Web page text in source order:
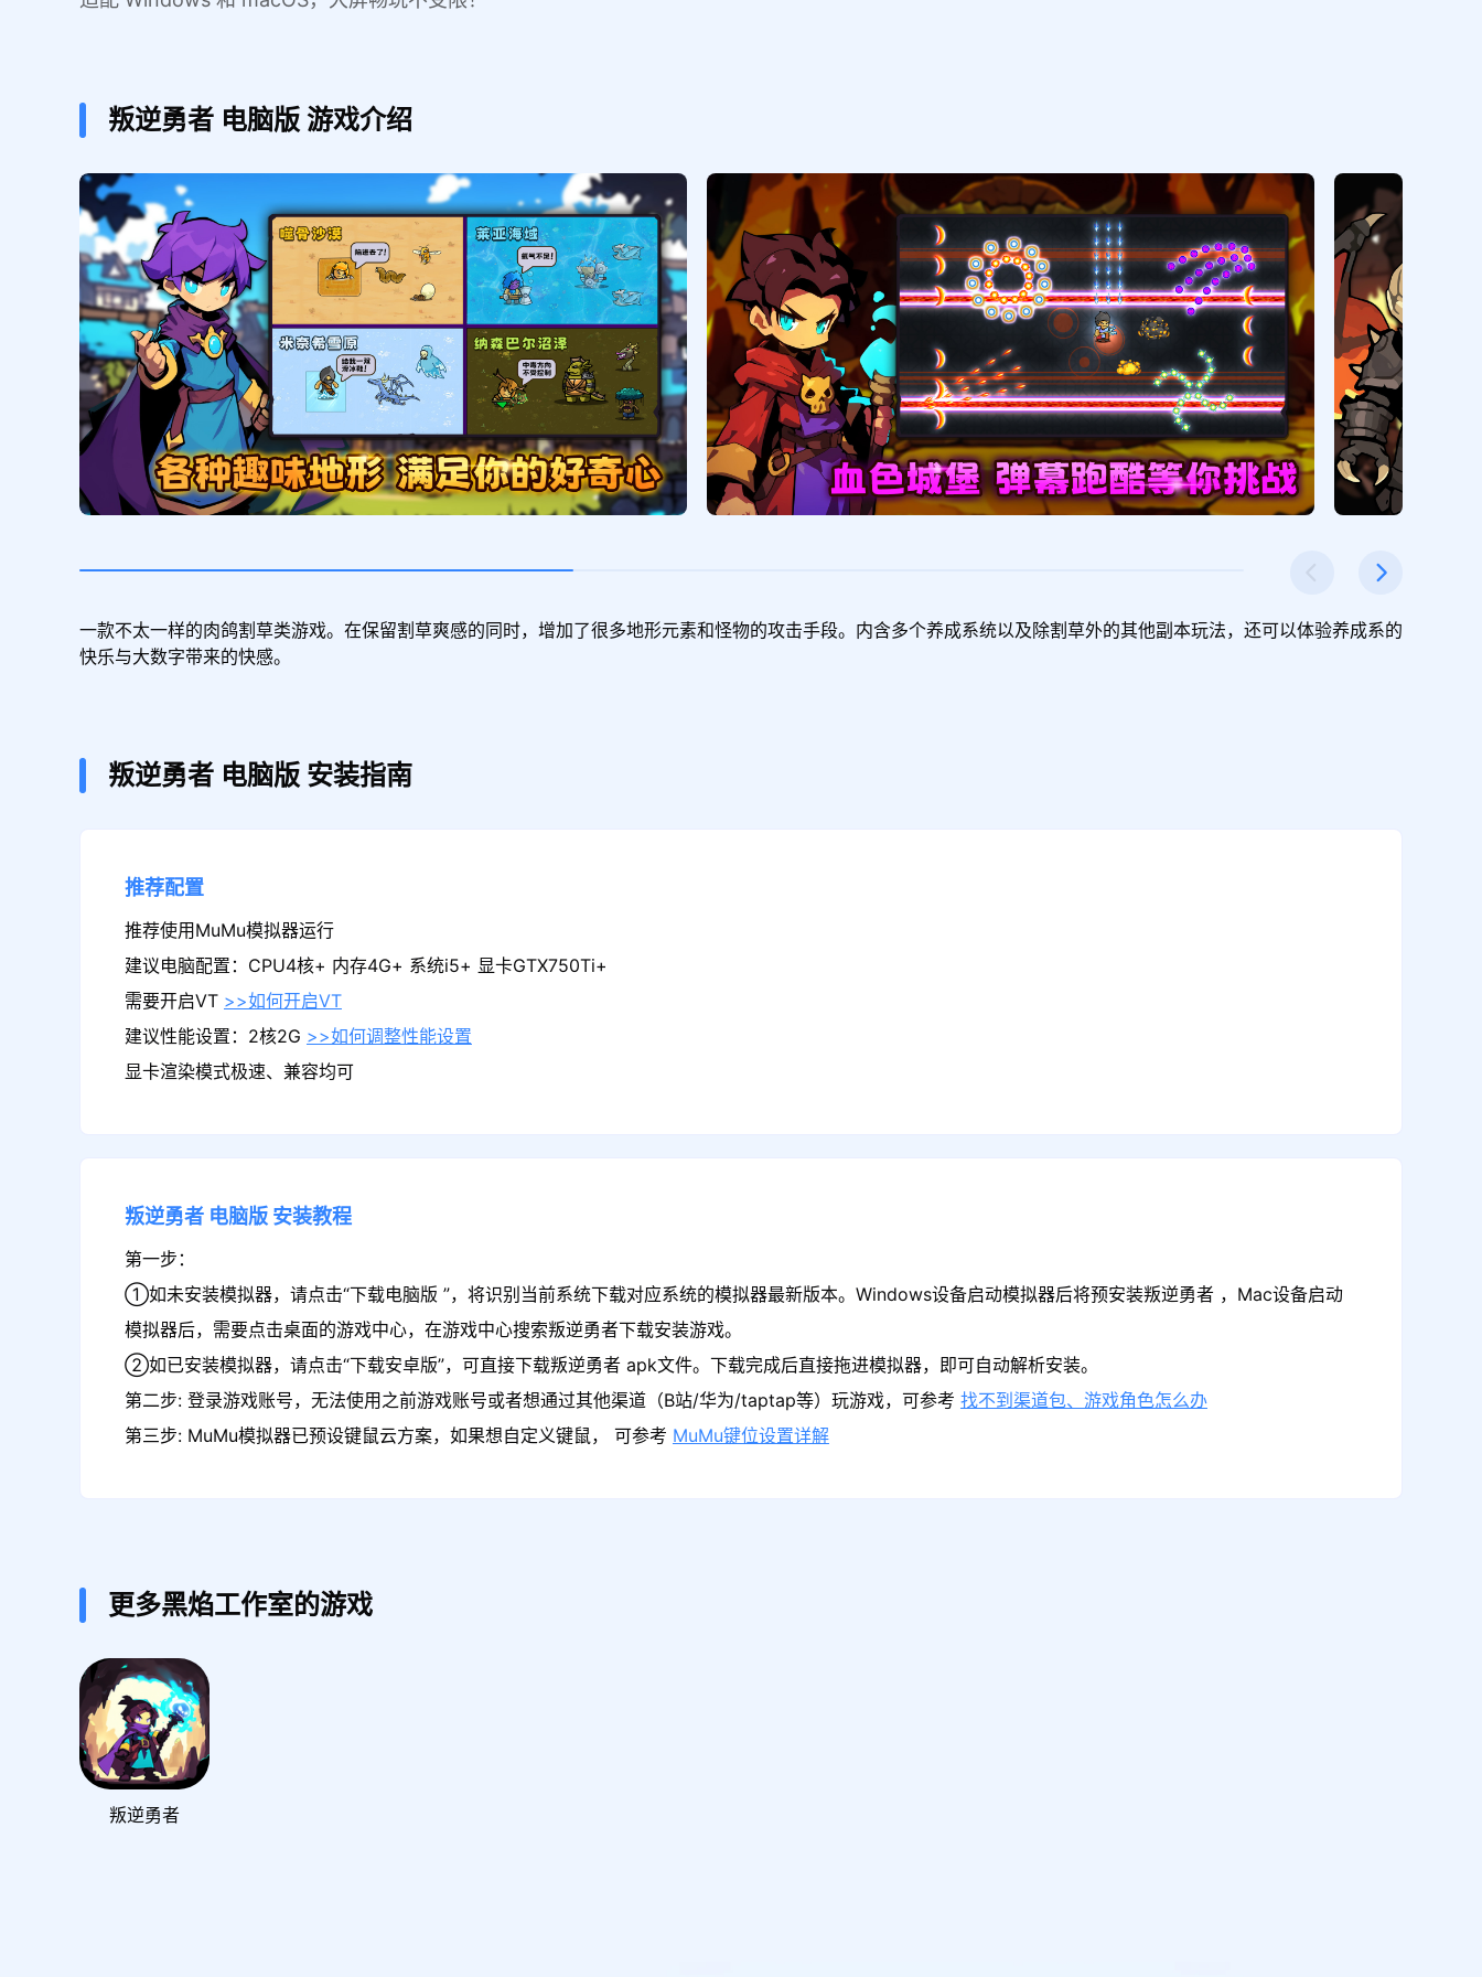
叛逆勇者 电脑版 游戏介绍
一款不太一样的肉鸽割草类游戏。在保留割草爽感的同时，增加了很多地形元素和怪物的攻击手段。内含多个养成系统以及除割草外的其他副本玩法，还可以体验养成系的
快乐与大数字带来的快感。
叛逆勇者 电脑版 安装指南
推荐配置
推荐使用MuMu模拟器运行
建议电脑配置：CPU4核+ 内存4G+ 系统i5+ 显卡GTX750Ti+
需要开启VT >>如何开启VT
建议性能设置：2核2G >>如何调整性能设置
显卡渲染模式极速、兼容均可
叛逆勇者 电脑版 安装教程
第一步：
①如未安装模拟器，请点击“下载电脑版 ”，将识别当前系统下载对应系统的模拟器最新版本。Windows设备启动模拟器后将预安装叛逆勇者 ，Mac设备启动
模拟器后，需要点击桌面的游戏中心，在游戏中心搜索叛逆勇者下载安装游戏。
②如已安装模拟器，请点击“下载安卓版”，可直接下载叛逆勇者 apk文件。下载完成后直接拖进模拟器，即可自动解析安装。
第二步: 登录游戏账号，无法使用之前游戏账号或者想通过其他渠道（B站/华为/taptap等）玩游戏，可参考 找不到渠道包、游戏角色怎么办
第三步: MuMu模拟器已预设键鼠云方案，如果想自定义键鼠， 可参考 MuMu键位设置详解
更多黑焰工作室的游戏
叛逆勇者